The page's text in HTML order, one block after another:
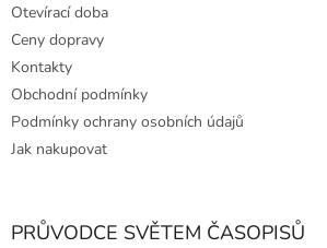
Otevírací doba
Ceny dopravy
Kontakty
Obchodní podmínky
Podmínky ochrany osobních údajů
Jak nakupovat
PRŮVODCE SVĚTEM ČASOPISŮ